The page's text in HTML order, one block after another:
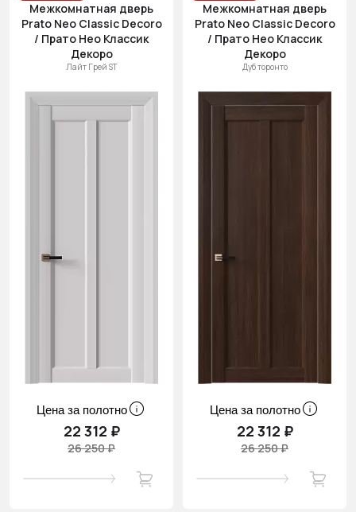
Межкомнатная дверь
Prato Neo Classic Decoro
/ Прато Нео Классик
Декоро
Лайт Грей ST
Цена за полотно
22 312 ₽
26 250 ₽
Межкомнатная дверь
Prato Neo Classic Decoro
/ Прато Нео Классик
Декоро
Дуб торонто
Цена за полотно
22 312 ₽
26 250 ₽